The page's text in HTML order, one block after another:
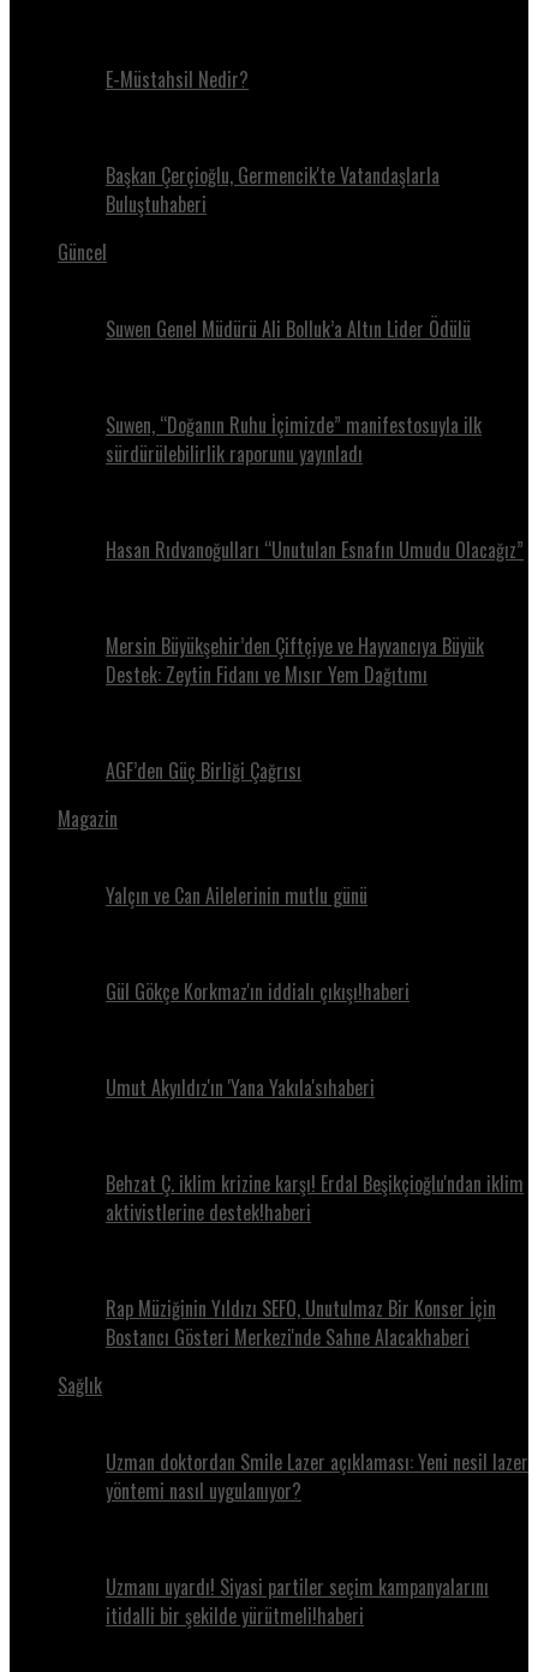
E-Müstahsil Nedir?
Başkan Çerçioğlu, Germencik'te Vatandaşlarla
Buluştuhaberi
Güncel
Suwen Genel Müdürü Ali Bolluk’a Altın Lider Ödülü
Suwen, “Doğanın Ruhu İçimizde” manifestosuyla ilk
sürdürülebilirlik raporunu yayınladı
Hasan Rıdvanoğulları “Unutulan Esnafın Umudu Olacağız”
Mersin Büyükşehir’den Çiftçiye ve Hayvancıya Büyük
Destek: Zeytin Fidanı ve Mısır Yem Dağıtımı
AGF’den Güç Birliği Çağrısı
Magazin
Yalçın ve Can Ailelerinin mutlu günü
Gül Gökçe Korkmaz'ın iddialı çıkışı!haberi
Umut Akyıldız'ın 'Yana Yakıla'sıhaberi
Behzat Ç. iklim krizine karşı! Erdal Beşikçioğlu'ndan iklim
aktivistlerine destek!haberi
Rap Müziğinin Yıldızı SEFO, Unutulmaz Bir Konser İçin
Bostancı Gösteri Merkezi'nde Sahne Alacakhaberi
Sağlık
Uzman doktordan Smile Lazer açıklaması: Yeni nesil lazer
yöntemi nasıl uygulanıyor?
Uzmanı uyardı! Siyasi partiler seçim kampanyalarını
itidalli bir şekilde yürütmeli!haberi